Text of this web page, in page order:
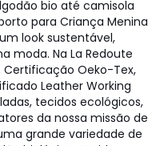
bio até camisola
para Criança Menina
look sustentável,
moda. Na La Redoute
Oeko-Tex,
Leather Working
tecidos ecológicos,
da nossa missão de
grande variedade de